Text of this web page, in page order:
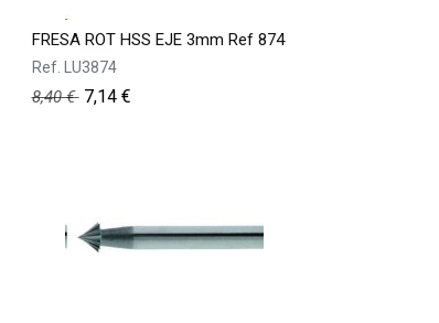
FRESA ROT HSS EJE 3mm Ref 874
Ref. LU3874
8,40€ 7,14€